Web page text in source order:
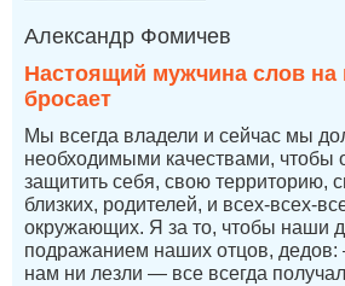
Александр Фомичев
Настоящий мужчина слов на
бросает
Мы всегда владели и сейчас мы
необходимыми качествами, чтобы
защитить себя, свою территорию,
близких, родителей, и всех-всех-
окружающих. Я за то, чтобы наши
подражанием наших отцов, дедов:
нам ни лезли — все всегда